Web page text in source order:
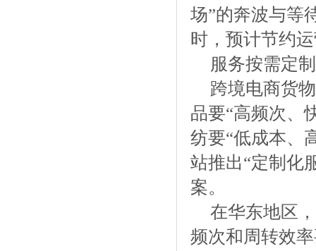
场”的奔波与等
时，预计节约
服务按需定
跨境电商货
品要“高频次、
纺要“低成本、
站推出“定制化
案。
在华东地区
频次和周转效